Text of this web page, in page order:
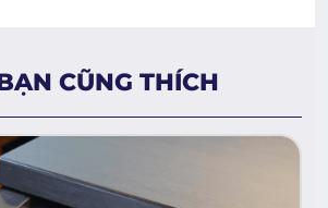
CŨNG THÍCH